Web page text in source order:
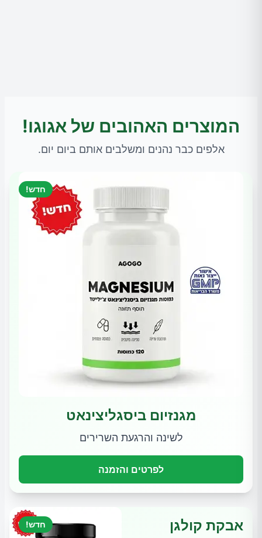
המוצרים האהובים של אגוגו!
אלפים כבר נהנים ומשלבים אותם ביום יום.
חדש!
מגנזיום ביסגליצינאט
לשינה והרגעת השרירים
לפרטים והזמנה
חדש! אבקת קולגן